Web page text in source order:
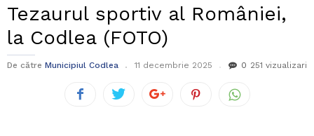
Tezaurul sportiv al României,
la Codlea (FOTO)
De către Municipiul Codlea 11 decembrie 2025 0 251 vizualizari